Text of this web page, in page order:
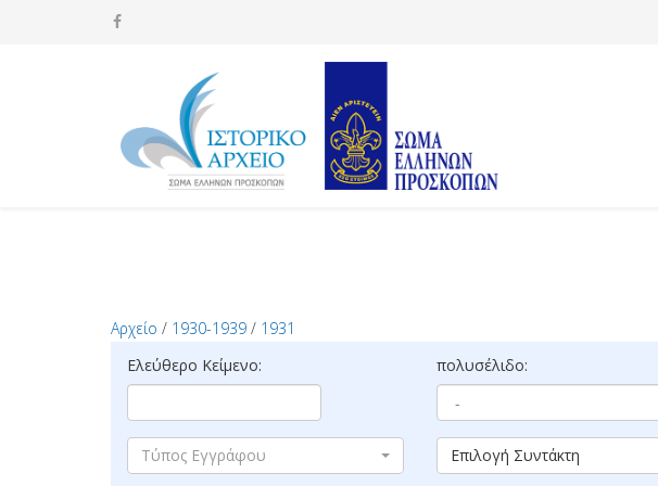
Αρχείο / 1930-1939 / 1931
Ελεύθερο Κείμενο:
πολυσέλιδο:
Τύπος Εγγράφου Επιλογή Συντάκτη